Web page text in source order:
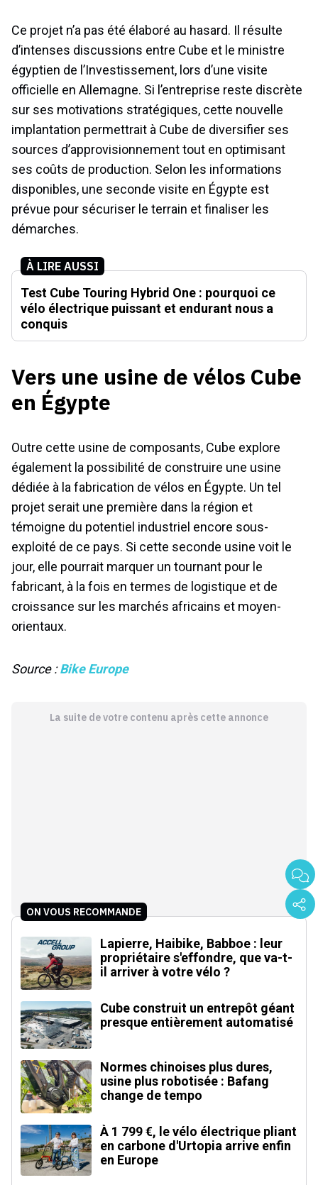
Ce projet n’a pas été élaboré au hasard. Il résulte
d’intenses discussions entre Cube et le ministre
égyptien de l’Investissement, lors d’une visite
officielle en Allemagne. Si l’entreprise reste discrète
sur ses motivations stratégiques, cette nouvelle
implantation permettrait à Cube de diversifier ses
sources d’approvisionnement tout en optimisant
ses coûts de production. Selon les informations
disponibles, une seconde visite en Égypte est
prévue pour sécuriser le terrain et finaliser les
démarches.
À LIRE AUSSI
Test Cube Touring Hybrid One : pourquoi ce
vélo électrique puissant et endurant nous a
conquis
Vers une usine de vélos Cube
en Égypte
Outre cette usine de composants, Cube explore
également la possibilité de construire une usine
dédiée à la fabrication de vélos en Égypte. Un tel
projet serait une première dans la région et
témoigne du potentiel industriel encore sous-
exploité de ce pays. Si cette seconde usine voit le
jour, elle pourrait marquer un tournant pour le
fabricant, à la fois en termes de logistique et de
croissance sur les marchés africains et moyen-
orientaux.
Source :Bike Europe
La suite de votre contenu après cette annonce
ON VOUS RECOMMANDE
Lapierre, Haibike, Babboe : leur
propriétaire s'effondre, que va-t-
il arriver à votre vélo ?
Cube construit un entrepôt géant
presque entièrement automatisé
Normes chinoises plus dures,
usine plus robotisée : Bafang
change de tempo
À 1 799 €, le vélo électrique pliant
en carbone d'Urtopia arrive enfin
en Europe